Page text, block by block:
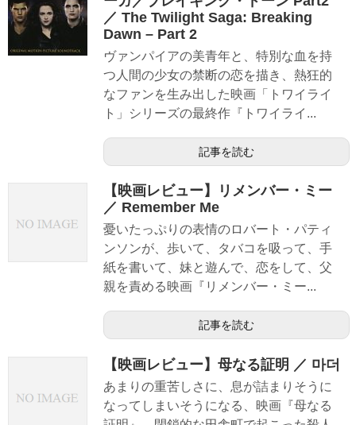
／ The Twilight Saga: Breaking
Dawn – Part 2
ヴァンパイアの美青年と、特別な血を持
つ人間の少女の禁断の恋を描き、熱狂的
なファンを生み出した映画「トワイライ
ト」シリーズの最終作『トワイライ...
記事を読む
【映画レビュー】リメンバー・ミー
／ Remember Me
憂いたっぷりの表情のロバート・パティ
ンソンが、歩いて、タバコを吸って、手
紙を書いて、妹と遊んで、恋をして、父
親を責める映画『リメンバー・ミー...
記事を読む
【映画レビュー】母なる証明 ／ 마더
あまりの重苦しさに、息が詰まりそうに
なってしまいそうになる、映画『母なる